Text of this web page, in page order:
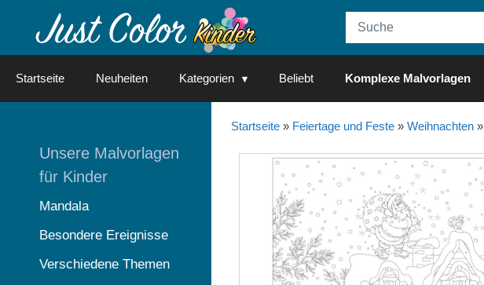
Startseite Neuheiten Kategorien Beliebt Komplexe Malvorlagen
Startseite» Feiertage und Feste» Weihnachten»
Unsere Malvorlagen
für Kinder
Mandala
Besondere Ereignisse
Verschiedene Themen